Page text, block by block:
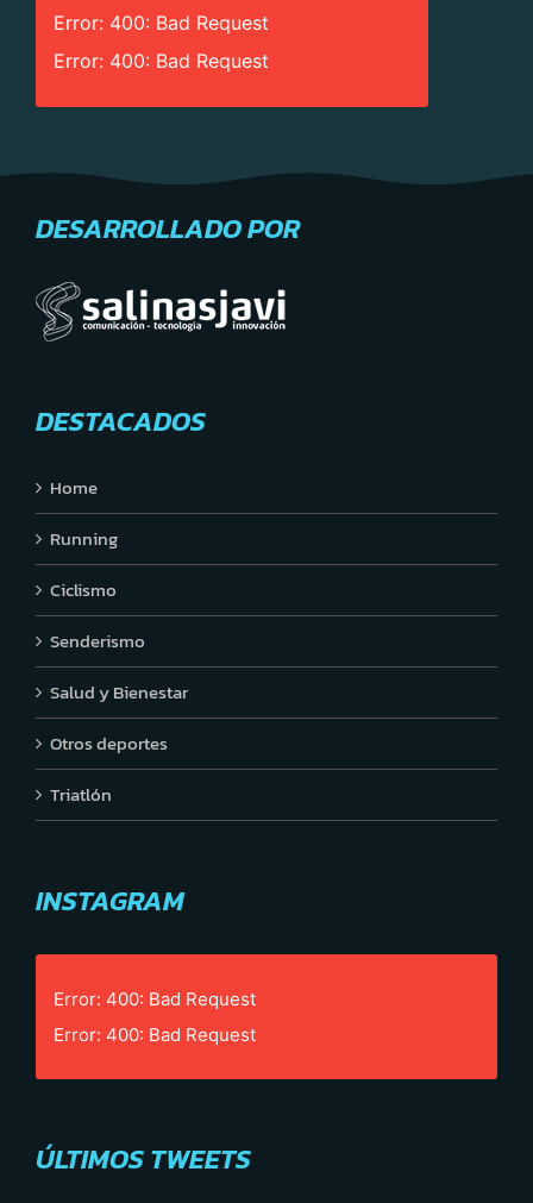
Error: 400: Bad Request
Error: 400: Bad Request
DESARROLLADO POR
DESTACADOS
Home
Running
Ciclismo
Senderismo
Salud y Bienestar
Otros deportes
Triatlón
INSTAGRAM
Error: 400: Bad Request
Error: 400: Bad Request
ÚLTIMOS TWEETS